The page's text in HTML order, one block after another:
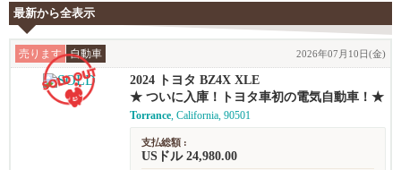
最新から全表示
売ります 自動車 2026年07月10日(金)
2024 トヨタ BZ4X XLE
★ ついに入庫！トヨタ車初の電気自動車！★
Torrance, California, 90501
支払総額 :
USドル 24,980.00